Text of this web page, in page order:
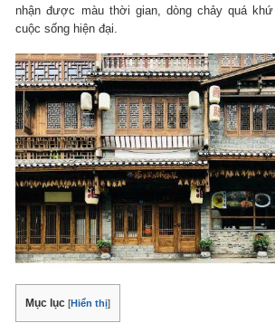
nhận được màu thời gian, dòng chảy quá
cuộc sống hiện đại.
Mục lục [Hiển thị]